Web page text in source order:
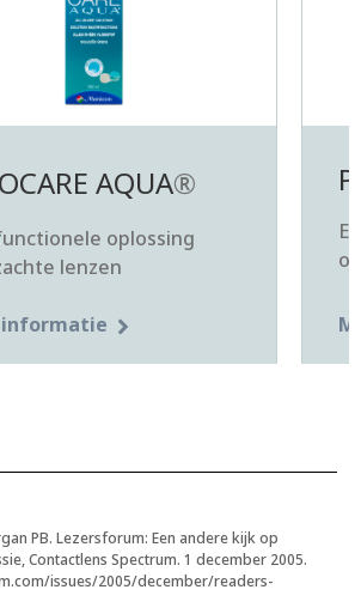
AQUA®
oplossing
lenzen
informatie
PB. Lezersforum: Een andere kijk op
Contactlens Spectrum. 1 december 2005.
issues/2005/december/readers-